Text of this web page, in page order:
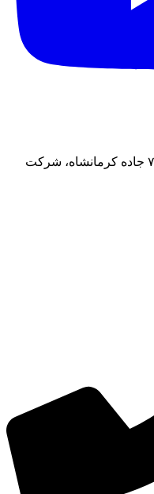
همدان، شهرستان تویسرکان، کیلومتر ۷ جاده کرمانشاه، شرکت